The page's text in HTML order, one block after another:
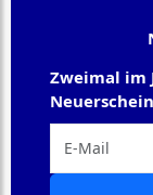
Zweimal im